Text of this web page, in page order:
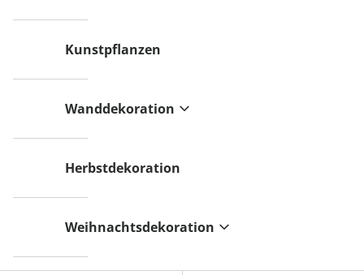
Kunstpflanzen
Wanddekoration
Herbstdekoration
Weihnachtsdekoration